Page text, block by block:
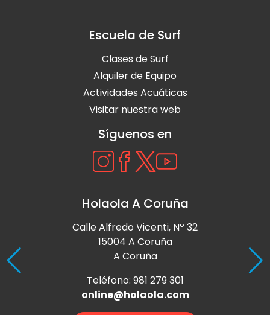
Escuela de Surf
Clases de Surf
Alquiler de Equipo
Actividades Acuáticas
Visitar nuestra web
Síguenos en
Holaola A Coruña
Calle Alfredo Vicenti, Nº 32
15004 A Coruña
A Coruña
Teléfono: 981 279 301
online@holaola.com